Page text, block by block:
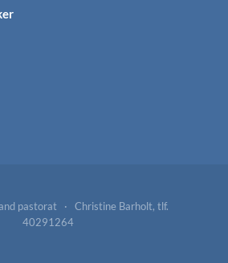
pastorat · Christine Barholt, tlf.
40291264